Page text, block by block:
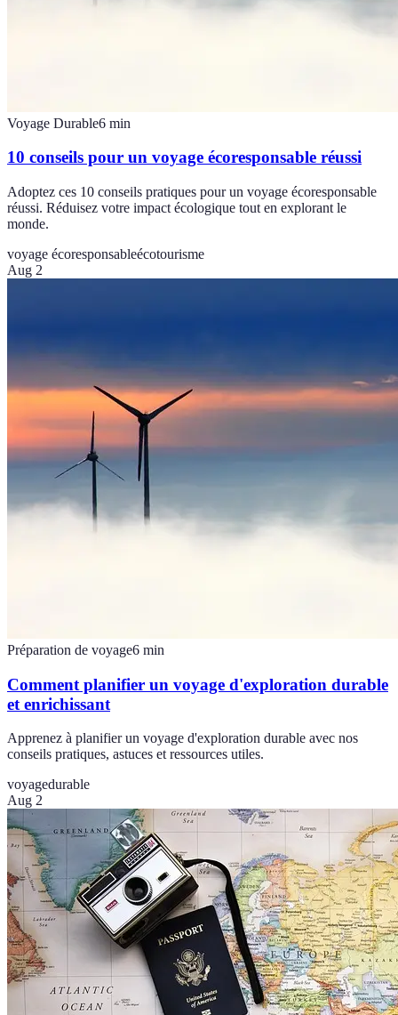
Voyage Durable6 min
10 conseils pour un voyage écoresponsable réussi
Adoptez ces 10 conseils pratiques pour un voyage écoresponsable
réussi. Réduisez votre impact écologique tout en explorant le
monde.
voyage écoresponsableécotourisme
Aug 2
Préparation de voyage6 min
Comment planifier un voyage d'exploration durable
et enrichissant
Apprenez à planifier un voyage d'exploration durable avec nos
conseils pratiques, astuces et ressources utiles.
voyagedurable
Aug 2